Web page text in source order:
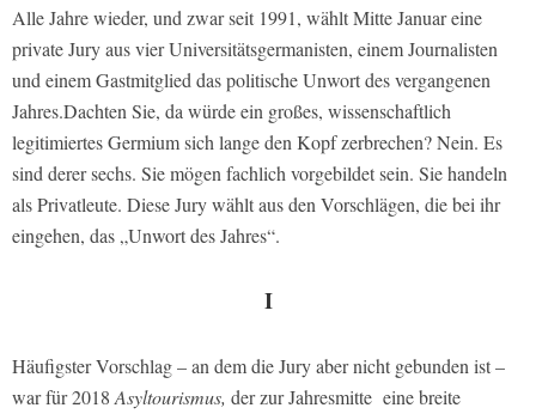
Alle Jahre wieder, und zwar seit 1991, wählt Mitte Januar eine
private Jury aus vier Universitätsgermanisten, einem Journalisten
und einem Gastmitglied das politische Unwort des vergangenen
Jahres.Dachten Sie, da würde ein großes, wissenschaftlich
legitimiertes Germium sich lange den Kopf zerbrechen? Nein. Es
sind derer sechs. Sie mögen fachlich vorgebildet sein. Sie handeln
als Privatleute. Diese Jury wählt aus den Vorschlägen, die bei ihr
eingehen, das „Unwort des Jahres“.
I
Häufigster Vorschlag – an dem die Jury aber nicht gebunden ist –
war für 2018Asyltourismus, der zur Jahresmitte eine breite